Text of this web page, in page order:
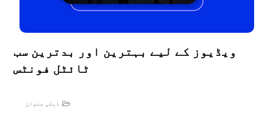
ویڈیوز کے لیے بہترین اور بدترین سب
ٹائٹل فونٹس
ذیلی عنوان